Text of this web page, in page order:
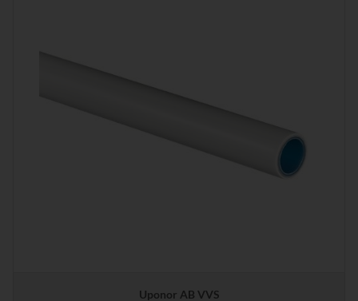
Uponor AB VVS